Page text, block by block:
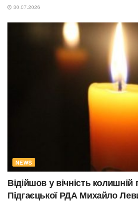
30.07.2026
NEWS
Відійшов у вічність колишній
Підгаєцької РДА Михайло